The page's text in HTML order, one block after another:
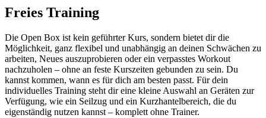
Freies Training
Die Open Box ist kein geführter Kurs, sondern bietet dir die
Möglichkeit, ganz flexibel und unabhängig an deinen Schwächen zu
arbeiten, Neues auszuprobieren oder ein verpasstes Workout
nachzuholen – ohne an feste Kurszeiten gebunden zu sein. Du
kannst kommen, wann es für dich am besten passt. Für dein
individuelles Training steht dir eine kleine Auswahl an Geräten zur
Verfügung, wie ein Seilzug und ein Kurzhantelbereich, die du
eigenständig nutzen kannst – komplett ohne Trainer.